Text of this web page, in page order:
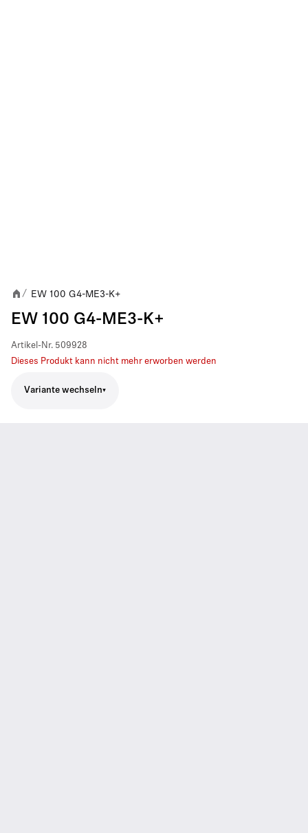
/ EW 100 G4-ME3-K+
EW 100 G4-ME3-K+
Artikel-Nr. 509928
Dieses Produkt kann nicht mehr erworben werden
Variante wechseln